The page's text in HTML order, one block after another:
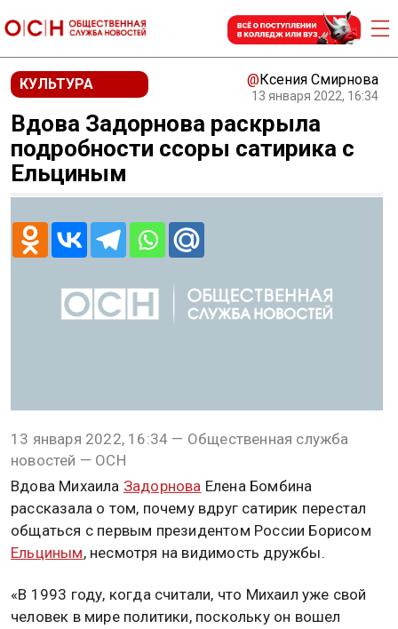
КУЛЬТУРА @Ксения Смирнова
13 января 2022, 16:34
Вдова Задорнова раскрыла
подробности ссоры сатирика с
Ельциным
13 января 2022, 16:34 — Общественная служба
новостей — ОСН
Вдова Михаила Задорнова Елена Бомбина
рассказала о том, почему вдруг сатирик перестал
общаться с первым президентом России Борисом
Ельциным, несмотря на видимость дружбы.
«В 1993 году, когда считали, что Михаил уже свой
человек в мире политики, поскольку он вошел